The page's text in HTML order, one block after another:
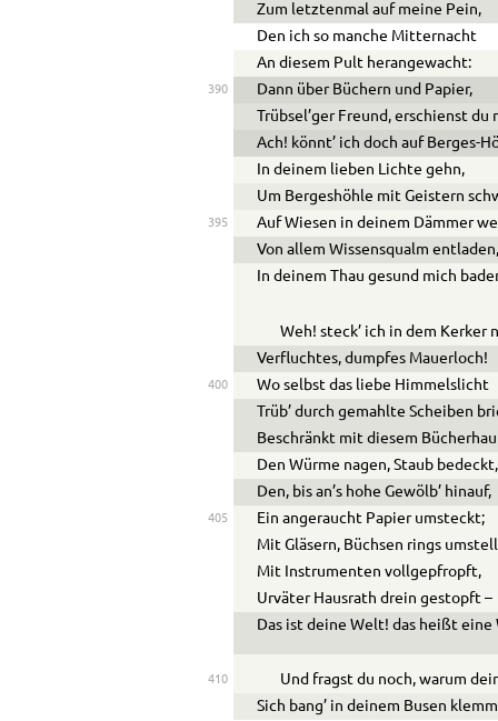
Zum letztenmal auf meine Pein,
Den ich so manche Mitternacht
An diesem Pult herangewacht:
390
Dann über Büchern und Papier,
Trübsel’ger Freund, erschienst du
Ach! könnt’ ich doch auf Berges-
In deinem lieben Lichte gehn,
Um Bergeshöhle mit Geistern
395
Auf Wiesen in deinem Dämmer
Von allem Wissensqualm
In deinem Thau gesund mich
Weh! steck’ ich in dem Kerker
Verfluchtes, dumpfes Mauerloch!
400
Wo selbst das liebe Himmelslicht
Trüb’ durch gemahlte Scheiben
Beschränkt mit diesem
Den Würme nagen, Staub bedeckt,
Den, bis an’s hohe Gewölb’ hinauf,
405
Ein angeraucht Papier umsteckt;
Mit Gläsern, Büchsen rings
Mit Instrumenten vollgepfropft,
Urväter Hausrath drein gestopft –
Das ist deine Welt! das heißt eine
410
Und fragst du noch, warum
Sich bang’ in deinem Busen